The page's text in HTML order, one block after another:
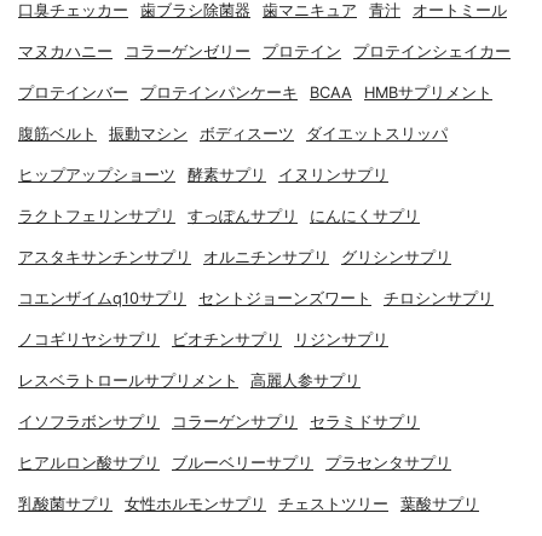
口臭チェッカー 歯ブラシ除菌器 歯マニキュア 青汁 オートミール
マヌカハニー コラーゲンゼリー プロテイン プロテインシェイカー
プロテインバー プロテインパンケーキ BCAA HMBサプリメント
腹筋ベルト 振動マシン ボディスーツ ダイエットスリッパ
ヒップアップショーツ 酵素サプリ イヌリンサプリ
ラクトフェリンサプリ すっぽんサプリ にんにくサプリ
アスタキサンチンサプリ オルニチンサプリ グリシンサプリ
コエンザイムq10サプリ セントジョーンズワート チロシンサプリ
ノコギリヤシサプリ ビオチンサプリ リジンサプリ
レスベラトロールサプリメント 高麗人参サプリ
イソフラボンサプリ コラーゲンサプリ セラミドサプリ
ヒアルロン酸サプリ ブルーベリーサプリ プラセンタサプリ
乳酸菌サプリ 女性ホルモンサプリ チェストツリー 葉酸サプリ